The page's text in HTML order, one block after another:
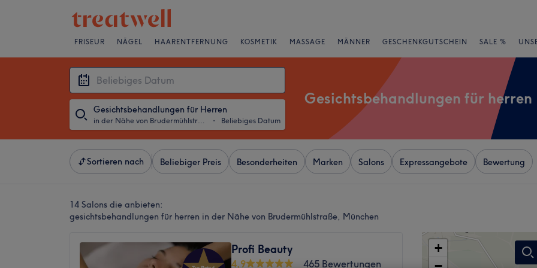
FRISEUR NÄGEL HAARENTFERNUNG KOSMETIK MASSAGE MÄNNER GESCHENKGUTSCHEIN SALE %
Gesichtsbehandlungen für Herren
in der Nähe von Brudermühlstraße, München ・ Beliebiges Datum
Gesichtsbehandlungen für herren
Sortieren nach Beliebiger Preis Besonderheiten Marken Salons Expressangebote Bewertung
14 Salons die anbieten:
gesichtsbehandlungen für herren in der Nähe von Brudermühlstraße, München
Profi Beauty
4,9
465 Bewertungen
+